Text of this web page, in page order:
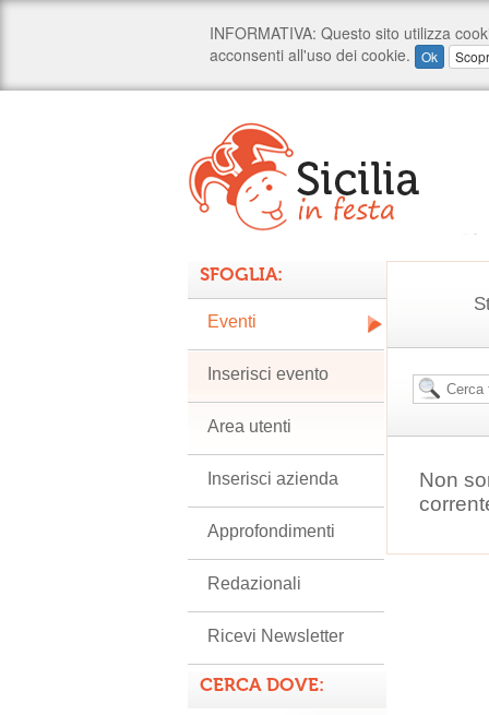
Non
SFOGLIA:
Eventi
Inserisci evento
Area utenti
Inserisci azienda
Approfondimenti
Redazionali
Ricevi Newsletter
CERCA DOVE: